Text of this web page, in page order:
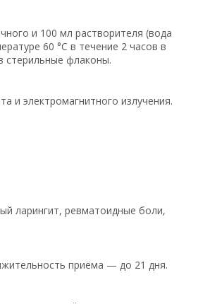
и 100 мл растворителя (вода
60 °C в течение 2 часов в
стерильные флаконы.
и электромагнитного излучения.
ларингит, ревматоидные боли,
приёма — до 21 дня.